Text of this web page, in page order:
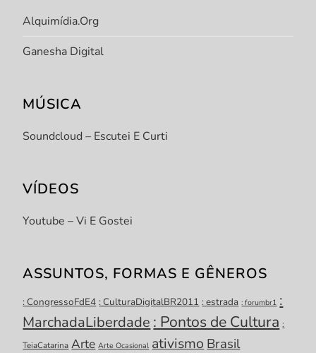
Alquimídia.org
Ganesha Digital
MÚSICA
Soundcloud – Escutei E Curti
VÍDEOS
Youtube – Vi E Gostei
ASSUNTOS, FORMAS E GÊNEROS
: CongressoFdE4 : CulturaDigitalBR2011 : estrada : forumbr1 :
MarchadaLiberdade : Pontos de Cultura :
TeiaCatarina Arte Arte Ocasional ativismoBrasil